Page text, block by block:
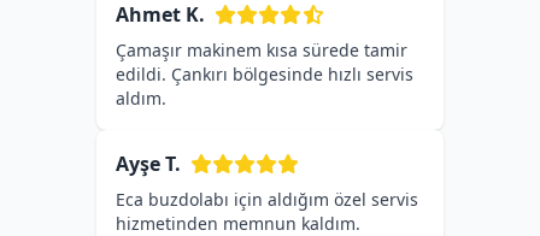
Ahmet K.
Çamaşır makinem kısa sürede tamir
edildi. Çankırı bölgesinde hızlı servis
aldım.
Ayşe T.
Eca buzdolabı için aldığım özel servis
hizmetinden memnun kaldım.